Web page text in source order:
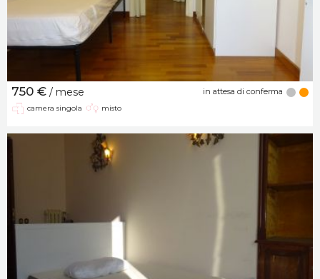
750 € / mese in attesa di conferma
camera singola misto